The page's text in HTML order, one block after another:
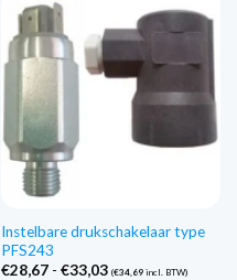
Instelbare drukschakelaar type
PFS243
€28,67 - €33,03Prijsklasse:
(€34,69incl. BTW)